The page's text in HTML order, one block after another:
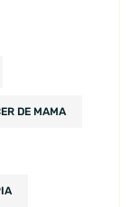
DE MAMA